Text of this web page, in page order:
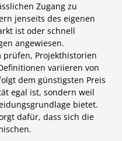
Zugang zu
jenseits des eigenen
ist oder schnell
angewiesen.
prüfen, Projekthistorien
variieren von
dem günstigsten Preis
egal ist, sondern weil
bietet.
dafür, dass sich die